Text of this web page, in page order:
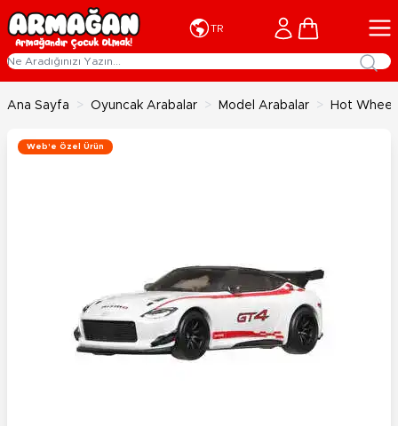
İçeriğe geç
TR Cart
Ana Sayfa > Oyuncak Arabalar > Model Arabalar > Hot
Web'e Özel Ürün